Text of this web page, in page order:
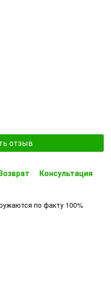
отзыв
Консультация
по факту 100%